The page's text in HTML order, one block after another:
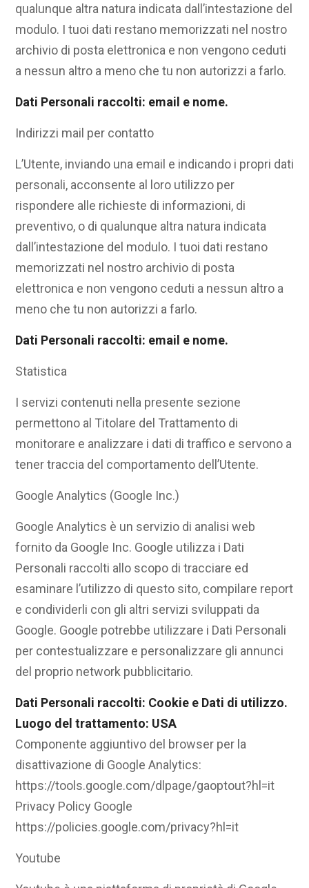
qualunque altra natura indicata dall’intestazione del
modulo. I tuoi dati restano memorizzati nel nostro
archivio di posta elettronica e non vengono ceduti
a nessun altro a meno che tu non autorizzi a farlo.
Dati Personali raccolti: email e nome.
Indirizzi mail per contatto
L’Utente, inviando una email e indicando i propri dati
personali, acconsente al loro utilizzo per
rispondere alle richieste di informazioni, di
preventivo, o di qualunque altra natura indicata
dall’intestazione del modulo. I tuoi dati restano
memorizzati nel nostro archivio di posta
elettronica e non vengono ceduti a nessun altro a
meno che tu non autorizzi a farlo.
Dati Personali raccolti: email e nome.
Statistica
I servizi contenuti nella presente sezione
permettono al Titolare del Trattamento di
monitorare e analizzare i dati di traffico e servono a
tener traccia del comportamento dell’Utente.
Google Analytics (Google Inc.)
Google Analytics è un servizio di analisi web
fornito da Google Inc. Google utilizza i Dati
Personali raccolti allo scopo di tracciare ed
esaminare l’utilizzo di questo sito, compilare report
e condividerli con gli altri servizi sviluppati da
Google. Google potrebbe utilizzare i Dati Personali
per contestualizzare e personalizzare gli annunci
del proprio network pubblicitario.
Dati Personali raccolti: Cookie e Dati di utilizzo.
Luogo del trattamento: USA
Componente aggiuntivo del browser per la
disattivazione di Google Analytics:
https://tools.google.com/dlpage/gaoptout?hl=it
Privacy Policy Google
https://policies.google.com/privacy?hl=it
Youtube